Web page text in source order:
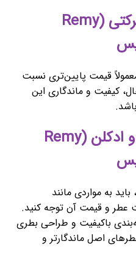
قیمت عطر و ادکلن شرکتی (Remy
قیمت پایین‌تری نسبت
کیفیت و ماندگاری این
فرق اصل و فیک عطر و ادکلن (Remy
به مواردی مانند
عطر و قیمت آن توجه کنید.
باکیفیت و طراحی بطری
اصل ماندگارتر و